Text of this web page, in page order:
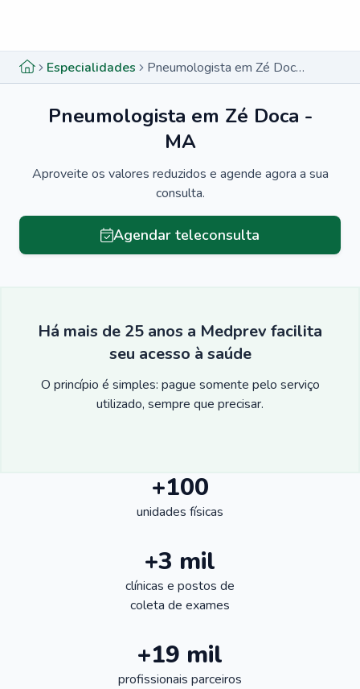
Especialidades Pneumologista em Zé Doca - MA
Pneumologista em Zé Doca -
MA
Aproveite os valores reduzidos e agende agora a sua
consulta.
Agendar teleconsulta
Há mais de 25 anos a Medprev facilita
seu acesso à saúde
O princípio é simples: pague somente pelo serviço
utilizado, sempre que precisar.
+100
unidades físicas
+3 mil
clínicas e postos de
coleta de exames
+19 mil
profissionais parceiros